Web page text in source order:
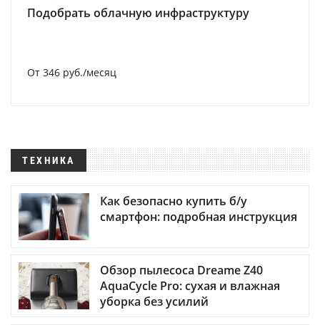
Подобрать облачную инфраструктуру
От 346 руб./месяц
ТЕХНИКА
Как безопасно купить б/у
смартфон: подробная инструкция
Обзор пылесоса Dreame Z40
AquaCycle Pro: сухая и влажная
уборка без усилий